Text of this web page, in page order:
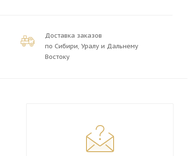
Доставка заказов
по Сибири, Уралу и Дальнему
Востоку